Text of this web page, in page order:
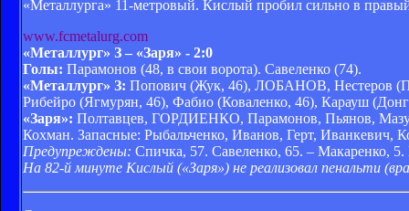
«Металлурга» 11-метровый. Кислый пробил сильно в
www.fcmetalurg.com
«Металлург» З – «Заря» - 2:0
Голы: Парамонов (48, в свои ворота). Савеленко (74).
«Металлург» З: Попович (Жук, 46), ЛОБАНОВ, Нестеров
Рибейро (Ягмурян, 46), Фабио (Коваленко, 46), Карауш
«Заря»: Полтавцев, ГОРДИЕНКО, Парамонов, Пьянов,
Кохман. Запасные: Рыбальченко, Иванов, Герт, Иванкевич,
Предупреждены: Спичка, 57. Савеленко, 65. – Макаренко, 5.
На 82-й минуте Кислый («Заря») не реализовал пенальти